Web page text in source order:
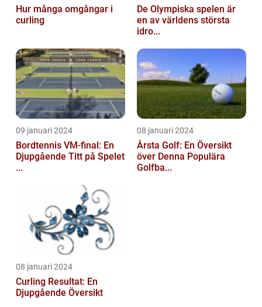
Hur många omgångar i
curling
De Olympiska spelen är
en av världens största
idro...
09 januari 2024
Bordtennis VM-final: En
Djupgående Titt på Spelet
...
08 januari 2024
Årsta Golf: En Översikt
över Denna Populära
Golfba...
08 januari 2024
Curling Resultat: En
Djupgående Översikt